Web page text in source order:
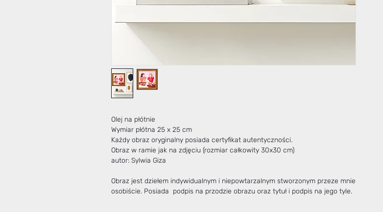
Olej na płótnie
Wymiar płótna 25 x 25 cm
Każdy obraz oryginalny posiada certyfikat autentyczności.
Obraz w ramie jak na zdjęciu (rozmiar całkowity 30x30 cm)
autor: Sylwia Giza
Obraz jest dziełem indywidualnym i niepowtarzalnym stworzonym przeze mnie
osobiście. Posiada podpis na przodzie obrazu oraz tytuł i podpis na jego tyle.